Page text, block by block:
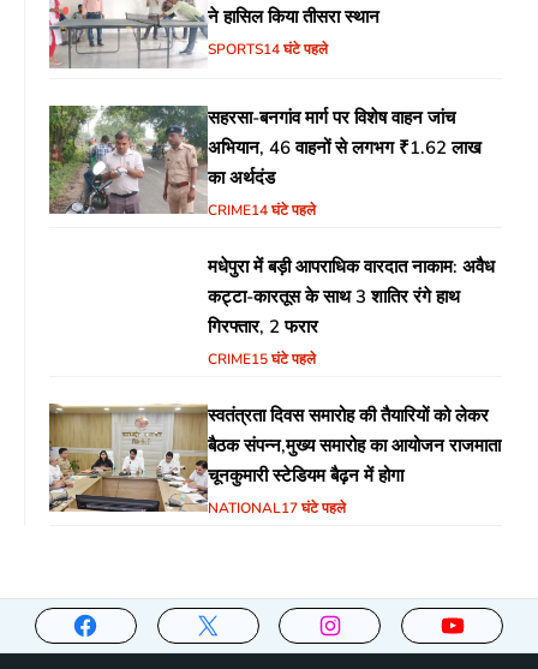
ने हासिल किया तीसरा स्थान
SPORTS14 घंटे पहले
सहरसा-बनगांव मार्ग पर विशेष वाहन जांच
अभियान, 46 वाहनों से लगभग ₹1.62 लाख
का अर्थदंड
CRIME14 घंटे पहले
मधेपुरा में बड़ी आपराधिक वारदात नाकाम: अवैध
कट्टा-कारतूस के साथ 3 शातिर रंगे हाथ
गिरफ्तार, 2 फरार
CRIME15 घंटे पहले
स्वतंत्रता दिवस समारोह की तैयारियों को लेकर
बैठक संपन्न,मुख्य समारोह का आयोजन राजमाता
चूनकुमारी स्टेडियम बैढ़न में होगा
NATIONAL17 घंटे पहले